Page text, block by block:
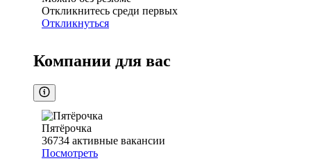
Откликнитесь среди первых
Откликнуться
Компании для вас
Пятёрочка
36734 активные вакансии
Посмотреть